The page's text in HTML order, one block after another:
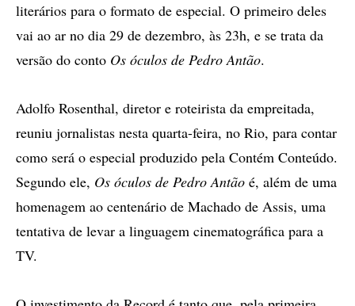
literários para o formato de especial. O primeiro deles
vai ao ar no dia 29 de dezembro, às 23h, e se trata da
versão do conto Os óculos de Pedro Antão.
Adolfo Rosenthal, diretor e roteirista da empreitada,
reuniu jornalistas nesta quarta-feira, no Rio, para contar
como será o especial produzido pela Contém Conteúdo.
Segundo ele, Os óculos de Pedro Antão é, além de uma
homenagem ao centenário de Machado de Assis, uma
tentativa de levar a linguagem cinematográfica para a
TV.